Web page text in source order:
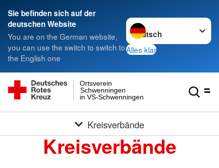
Sie befinden sich auf der
deutschen Website
You are on the German website,
you can use the switch to switch to
the English one
Sprache wechseln zu
Alles klar
in VS-Schwenningen
Schwenningen
Ortsverein
Kreisverbände
Kreisverbände